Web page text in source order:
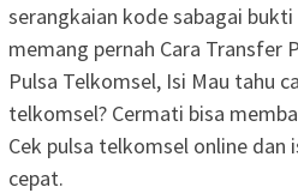
serangkaian kode sabagai
memang pernah Cara Transfer
Pulsa Telkomsel, Isi Mau tahu
telkomsel? Cermati bisa
Cek pulsa telkomsel online dan
cepat.